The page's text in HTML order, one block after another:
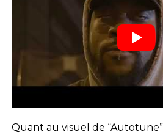
Quant au visuel de